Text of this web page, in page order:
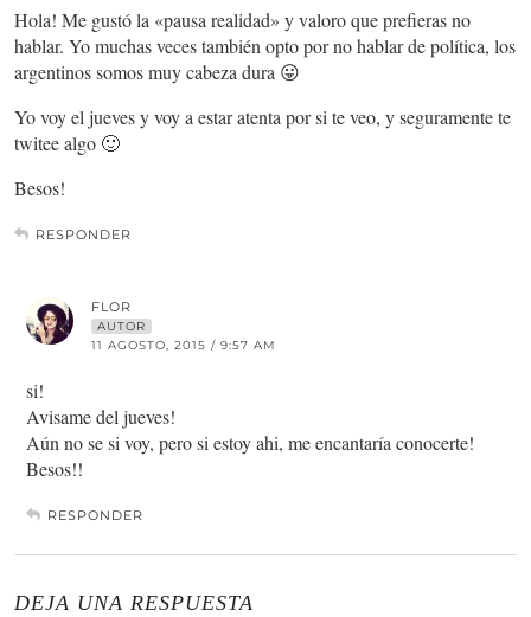
Hola! Me gustó la «pausa realidad» y valoro que prefieras no
hablar. Yo muchas veces también opto por no hablar de política, los
argentinos somos muy cabeza dura 😛
Yo voy el jueves y voy a estar atenta por si te veo, y seguramente te
twitee algo 🙂
Besos!
RESPONDER
FLOR
AUTOR
11 AGOSTO, 2015 / 9:57 AM
si!
Avisame del jueves!
Aún no se si voy, pero si estoy ahi, me encantaría conocerte!
Besos!!
RESPONDER
DEJA UNA RESPUESTA